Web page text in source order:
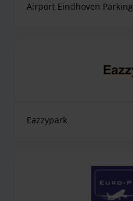
Airport Eindhoven Parking
Eazzypark